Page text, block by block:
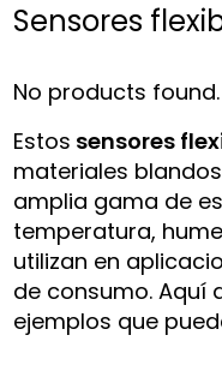
Sensores
No products found.
Estos sensores
materiales
amplia gama de
temperatura,
utilizan en
de consumo. Aquí
ejemplos que